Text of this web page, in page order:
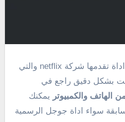
تحدثنا ايضًا من قبل عن اداة تقدمها شركة netflix والتي
بشكل دقيق راجع في
الهاتف والكمبيوتر يمكنك
سواء اداة جوجل الرسمية